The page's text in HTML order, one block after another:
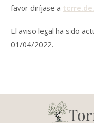
favor diríjase a
El aviso legal ha sido
01/04/2022.